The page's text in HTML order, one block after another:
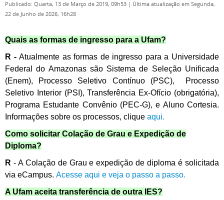
Publicado: Quarta, 13 de Março de 2019, 09h53 | Última atualização em Segunda,
22 de Junho de 2026, 16h28
Quais as formas de ingresso para a Ufam?
R -Atualmente as formas de ingresso para a Universidade
Federal do Amazonas são Sistema de Seleção Unificada
(Enem), Processo Seletivo Contínuo (PSC), Processo
Seletivo Interior (PSI), Transferência Ex-Ofício (obrigatória),
Programa Estudante Convênio (PEC-G), e Aluno Cortesia.
Informações sobre os processos, clique aqui.
Como solicitar Colação de Grau e Expedição de
Diploma?
R - A Colação de Grau e expedição de diploma é solicitada
via eCampus. Acesse aqui e veja o passo a passo.
A Ufam aceita transferência de outra IES?